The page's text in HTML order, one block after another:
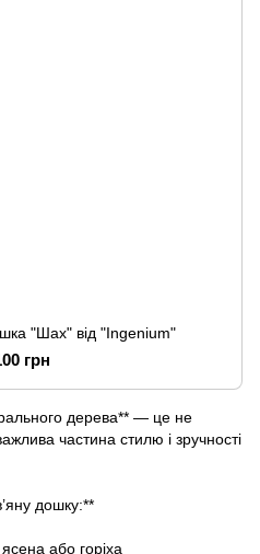
"Шах" від "Ingenium"
грн
дерева** — це не
частина стилю і зручності
дошку:**
або горіха